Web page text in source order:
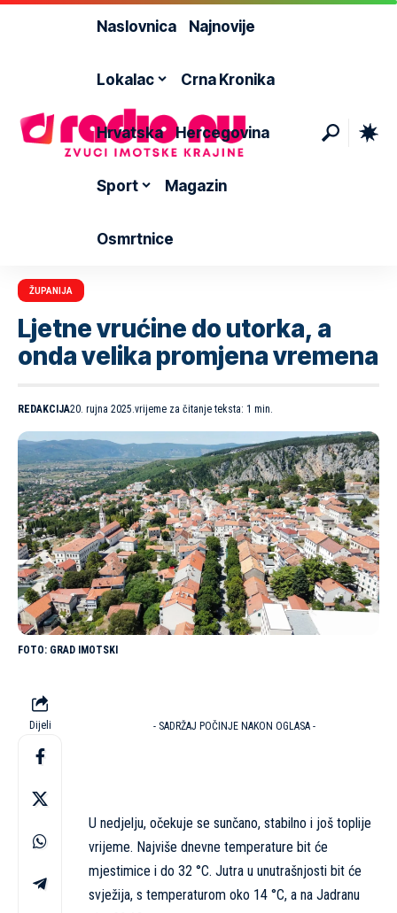
Naslovnica Najnovije
Lokalac Crna Kronika
Hrvatska Hercegovina
Sport Magazin
Osmrtnice
ŽUPANIJA
Ljetne vrućine do utorka, a
onda velika promjena vremena
REDAKCIJA20. rujna 2025.vrijeme za čitanje teksta: 1 min.
GRAD IMOTSKI
Dijeli - SADRŽAJ POČINJE NAKON OGLASA -
U nedjelju, očekuje se sunčano, stabilno i još toplije
vrijeme. Najviše dnevne temperature bit će
mjestimice i do 32 °C. Jutra u unutrašnjosti bit će
svježija, s temperaturom oko 14 °C, a na Jadranu